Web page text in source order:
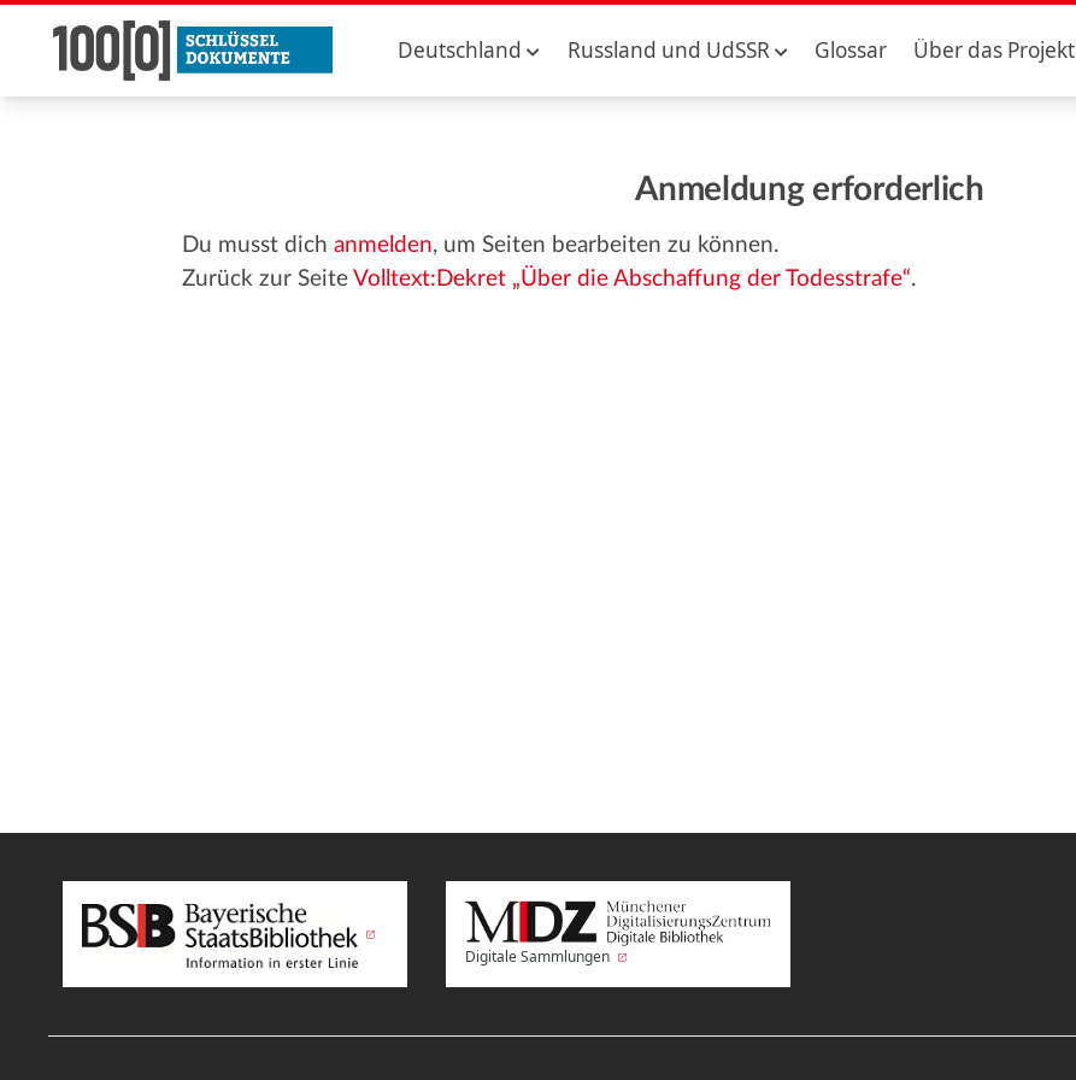
Deutschland Russland und UdSSR Glossar Über das Projekt
Anmeldung erforderlich
Du musst dich anmelden, um Seiten bearbeiten zu können.
Zurück zur Seite Volltext:Dekret „Über die Abschaffung der Todesstrafe“.
Digitale Sammlungen